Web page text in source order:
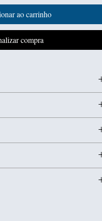
ao carrinho
compra
e deve ter alguns
produtos abrasivos e
joia impecável adquira uma
não trocamos em caso de
por uso indevido.
do tipo de frete
da mercadoria enviaremos
tirar a medida em uma
é do 21 ao 28
entre 15 e 20 ou maior que
de nossas joias são